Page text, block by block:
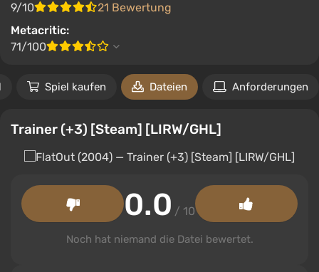
9/10
21 Bewertung
Metacritic:
71/100
Spiel kaufen Dateien Anforderungen
Trainer (+3) [Steam] [LIRW/GHL]
0.0 / 10
Noch hat niemand die Datei bewertet.